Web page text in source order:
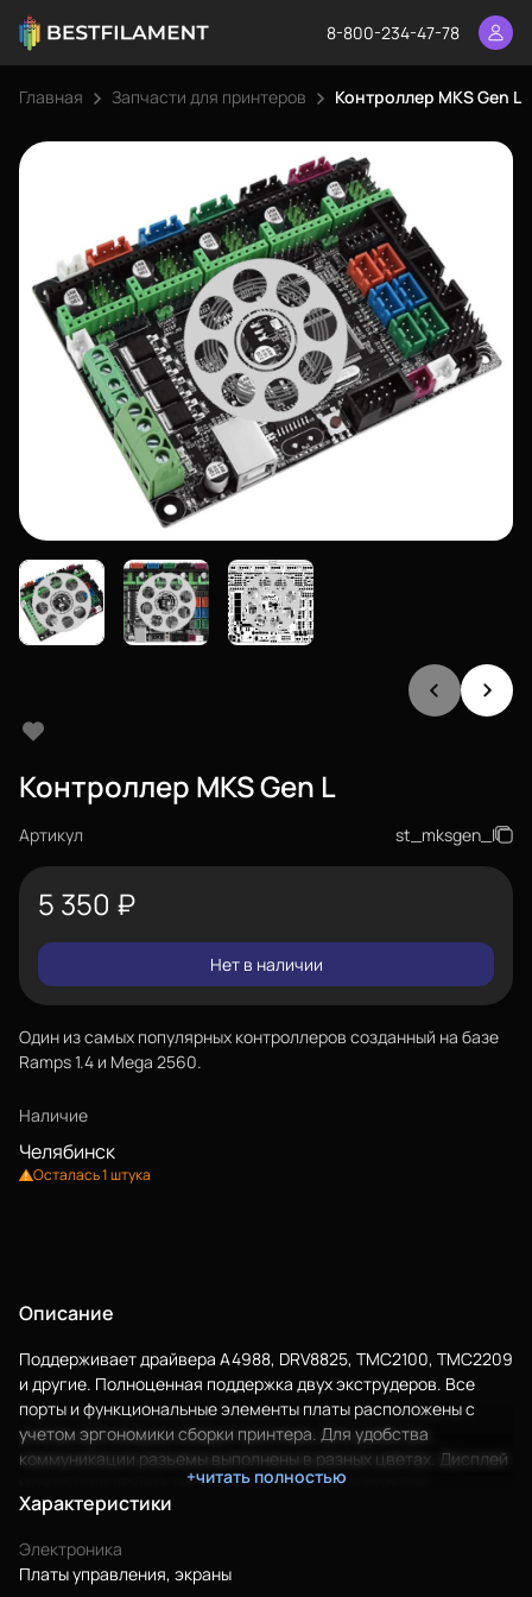
8-800-234-47-78
Главная Запчасти для принтеров Контроллер MKS Gen L
Контроллер MKS Gen L
Артикул st_mksgen_l
5 350 ₽
Нет в наличии
Один из самых популярных контроллеров созданный на базе
Ramps 1.4 и Mega 2560.
Наличие
Челябинск
Осталась 1 штука
Описание
Поддерживает драйвера A4988, DRV8825, TMC2100, TMC2209
и другие. Полноценная поддержка двух экструдеров. Все
порты и функциональные элементы платы расположены с
учетом эргономики сборки принтера. Для удобства
коммуникации разъемы выполнены в разных цветах. Дисплей
можно подключить напрямую к плате, не используя
дополнительный шилд.
отличается поддержкой "тихих" драйверов, в том числе UART.
В режиме UART ток драйвера регулируется программно
+читать полностью
Характеристики
Электроника
Платы управления, экраны
Еще
Войти
О нас
Сертификаты